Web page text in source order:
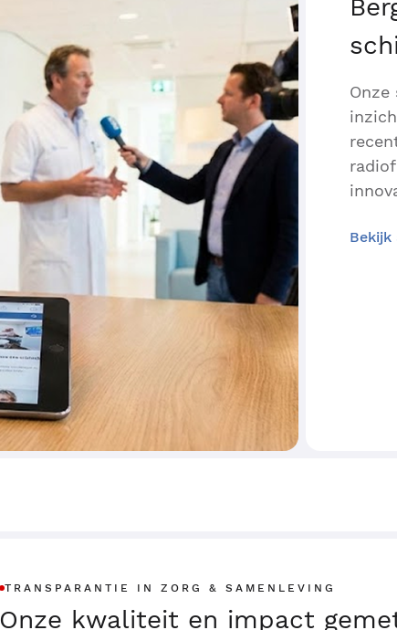
Bekijk
TRANSPARANTIE IN ZORG & SAMENLEVING
Onze kwaliteit en impact